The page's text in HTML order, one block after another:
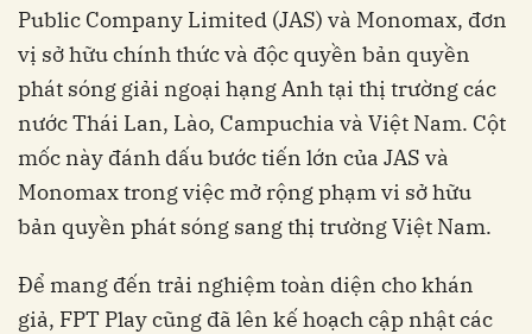
Public Company Limited (JAS) và Monomax, đơn
vị sở hữu chính thức và độc quyền bản quyền
phát sóng giải ngoại hạng Anh tại thị trường các
nước Thái Lan, Lào, Campuchia và Việt Nam. Cột
mốc này đánh dấu bước tiến lớn của JAS và
Monomax trong việc mở rộng phạm vi sở hữu
bản quyền phát sóng sang thị trường Việt Nam.
Để mang đến trải nghiệm toàn diện cho khán
giả, FPT Play cũng đã lên kế hoạch cập nhật các